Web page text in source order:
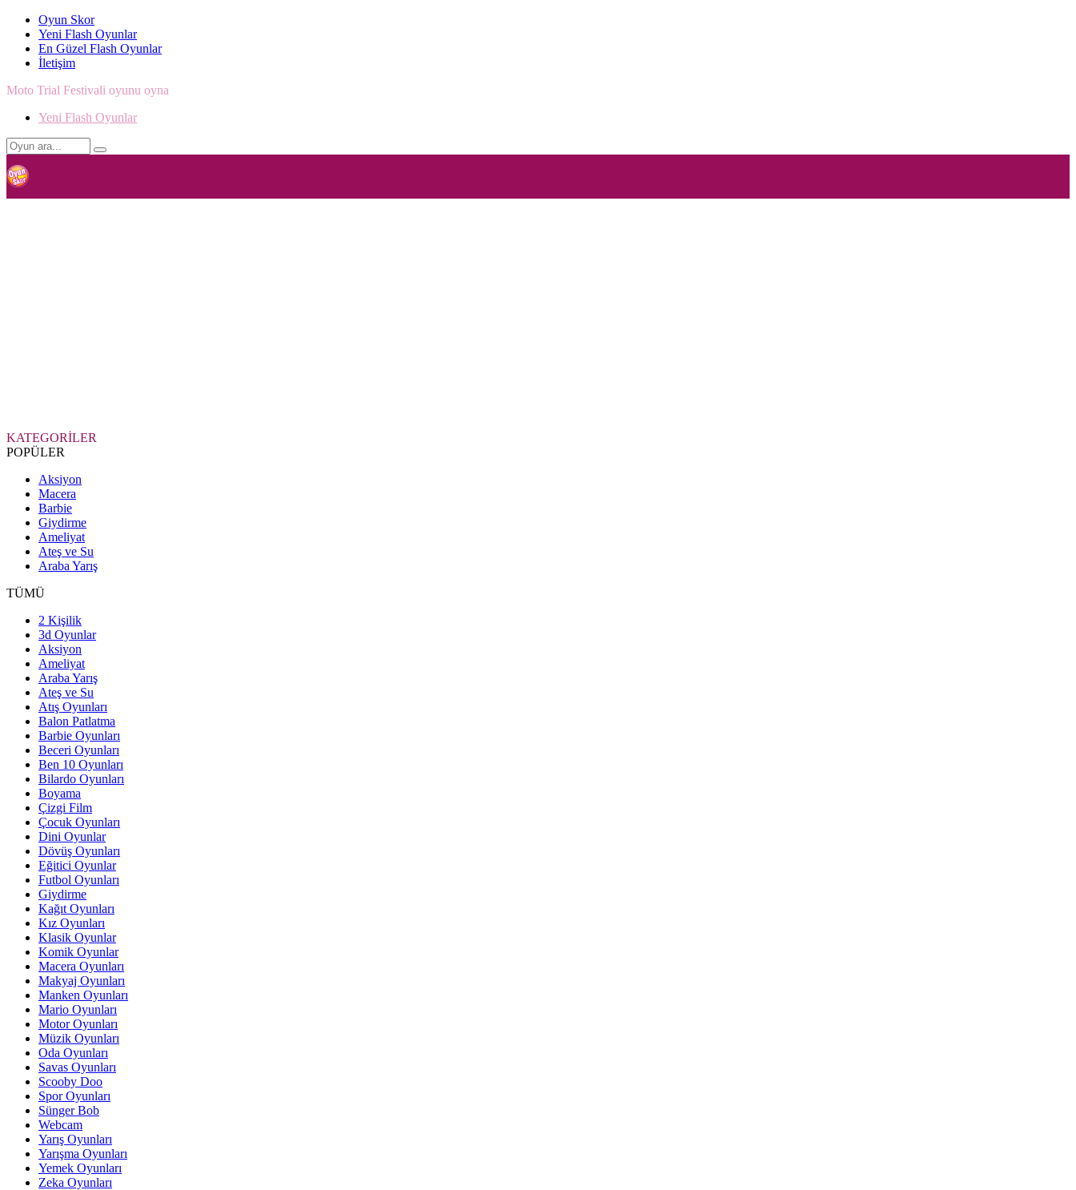
Oyun Skor
Yeni Flash Oyunlar
En Güzel Flash Oyunlar
İletişim
Moto Trial Festivali oyunu oyna
Yeni Flash Oyunlar
KATEGORİLER
POPÜLER
Aksiyon
Macera
Barbie
Giydirme
Ameliyat
Ateş ve Su
Araba Yarış
TÜMÜ
2 Kişilik
3d Oyunlar
Aksiyon
Ameliyat
Araba Yarış
Ateş ve Su
Atış Oyunları
Balon Patlatma
Barbie Oyunları
Beceri Oyunları
Ben 10 Oyunları
Bilardo Oyunları
Boyama
Çizgi Film
Çocuk Oyunları
Dini Oyunlar
Dövüş Oyunları
Eğitici Oyunlar
Futbol Oyunları
Giydirme
Kağıt Oyunları
Kız Oyunları
Klasik Oyunlar
Komik Oyunlar
Macera Oyunları
Makyaj Oyunları
Manken Oyunları
Mario Oyunları
Motor Oyunları
Müzik Oyunları
Oda Oyunları
Savas Oyunları
Scooby Doo
Spor Oyunları
Sünger Bob
Webcam
Yarış Oyunları
Yarışma Oyunları
Yemek Oyunları
Zeka Oyunları